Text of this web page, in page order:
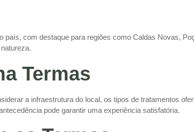
país, com destaque para regiões como Caldas Novas,
Termas
a infraestrutura do local, os tipos de tratamentos
pode garantir uma experiência satisfatória.